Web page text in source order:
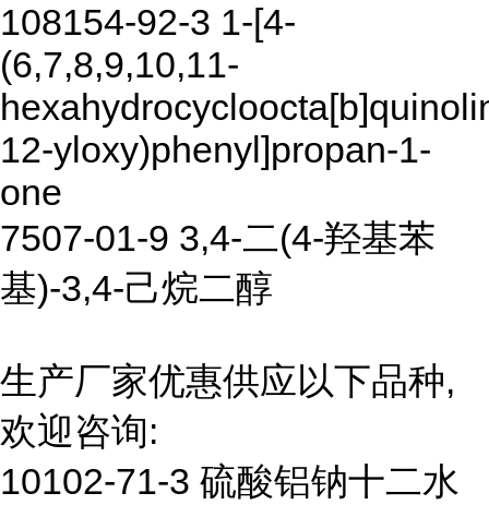
108154-92-3 1-[4-
(6,7,8,9,10,11-
12-yloxy)phenyl]propan-1-
one
7507-01-9 3,4-二(4-羟基苯
基)-3,4-己烷二醇
生产厂家优惠供应以下品种,
欢迎咨询:
10102-71-3 硫酸铝钠十二水